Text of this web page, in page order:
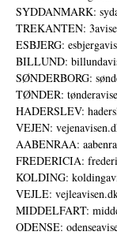
SYDDANMARK:
TREKANTEN:
ESBJERG:
BILLUND:
SØNDERBORG:
TØNDER:
HADERSLEV:
VEJEN:
AABENRAA:
FREDERICIA:
KOLDING:
VEJLE:
MIDDELFART:
ODENSE: